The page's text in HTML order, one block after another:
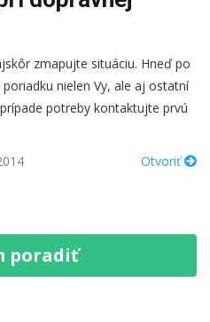
zmapujte situáciu. Hneď po
nielen Vy, ale aj ostatní
potreby kontaktujte prvú
Otvoriť
poradiť